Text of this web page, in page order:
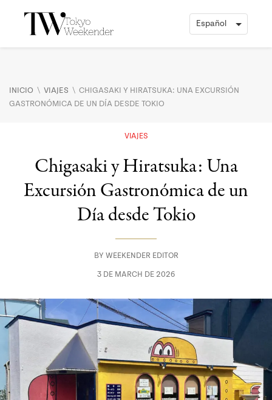
INICIO \ VIAJES \ CHIGASAKI Y HIRATSUKA: UNA EXCURSIÓN
GASTRONÓMICA DE UN DÍA DESDE TOKIO
VIAJES
Chigasaki y Hiratsuka: Una
Excursión Gastronómica de un
Día desde Tokio
BY WEEKENDER EDITOR
3 DE MARCH DE 2026